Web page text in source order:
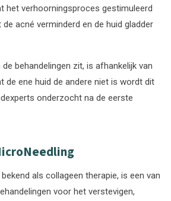
het verhoorningsproces gestimuleerd
acné verminderd en de huid gladder
behandelingen zit, is afhankelijk van
de ene huid de andere niet is wordt dit
onderzocht na de eerste
bekend als collageen therapie, is een van
voor het verstevigen,